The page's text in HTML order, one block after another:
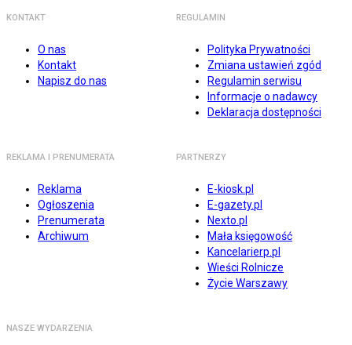
KONTAKT
O nas
Kontakt
Napisz do nas
REGULAMIN
Polityka Prywatności
Zmiana ustawień zgód
Regulamin serwisu
Informacje o nadawcy
Deklaracja dostępności
REKLAMA I PRENUMERATA
Reklama
Ogłoszenia
Prenumerata
Archiwum
PARTNERZY
E-kiosk.pl
E-gazety.pl
Nexto.pl
Mała księgowość
Kancelarierp.pl
Wieści Rolnicze
Życie Warszawy
NASZE WYDARZENIA